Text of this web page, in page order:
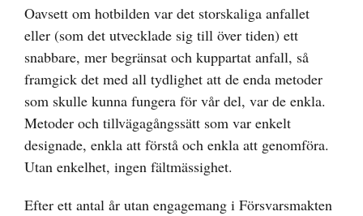
Oavsett om hotbilden var det storskaliga anfallet
eller (som det utvecklade sig till över tiden) ett
snabbare, mer begränsat och kuppartat anfall, så
framgick det med all tydlighet att de enda metoder
som skulle kunna fungera för vår del, var de enkla.
Metoder och tillvägagångssätt som var enkelt
designade, enkla att förstå och enkla att genomföra.
Utan enkelhet, ingen fältmässighet.
Efter ett antal år utan engagemang i Försvarsmakten